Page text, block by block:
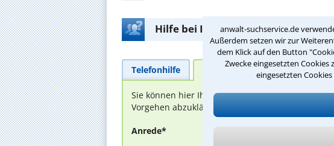
anwalt-suchservice.de
Außerdem setzen wir zur
dem Klick auf den Button
Zwecke eingesetzten
eingesetzten
Hilfe bei Ihrer Anwaltsuche?
Telefonhilfe Beratungsanfrage
Sie können hier Ihren Fall schildern.
Vorgehen abzuklären. Die Rückmeldung durch
Anrede*